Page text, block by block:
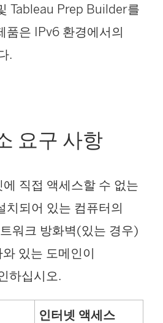
Tableau Prep Builder를
품은 IPv6 환경에서의
.
요구 사항
직접 액세스할 수 없는
치되어 있는 컴퓨터의
워크 방화벽(있는 경우)
있는 도메인이
하십시오.
인터넷 액세스